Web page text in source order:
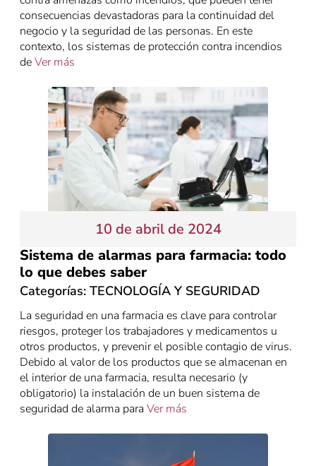
consecuencias devastadoras para la continuidad del
negocio y la seguridad de las personas. En este
contexto, los sistemas de protección contra incendios
deVer más
10 de abril de 2024
Sistema de alarmas para farmacia: todo
lo que debes saber
Categorías: TECNOLOGÍA Y SEGURIDAD
La seguridad en una farmacia es clave para controlar
riesgos, proteger los trabajadores y medicamentos u
otros productos, y prevenir el posible contagio de virus.
Debido al valor de los productos que se almacenan en
el interior de una farmacia, resulta necesario (y
obligatorio) la instalación de un buen sistema de
seguridad de alarma paraVer más